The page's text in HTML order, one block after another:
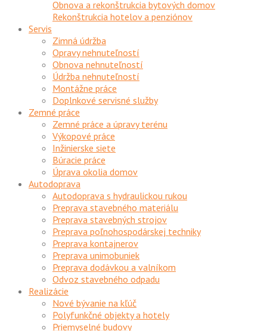
Obnova a rekonštrukcia bytových domov
Rekonštrukcia hotelov a penziónov
Servis
Zimná údržba
Opravy nehnuteľností
Obnova nehnuteľností
Údržba nehnuteľností
Montážne práce
Doplnkové servisné služby
Zemné práce
Zemné práce a úpravy terénu
Výkopové práce
Inžinierske siete
Búracie práce
Úprava okolia domov
Autodoprava
Autodoprava s hydraulickou rukou
Preprava stavebného materiálu
Preprava stavebných strojov
Preprava poľnohospodárskej techniky
Preprava kontajnerov
Preprava unimobuniek
Preprava dodávkou a valníkom
Odvoz stavebného odpadu
Realizácie
Nové bývanie na kľúč
Polyfunkčné objekty a hotely
Priemyselné budovy